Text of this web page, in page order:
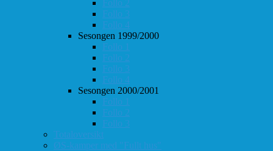
Follo 2
Follo 3
Follo 4
Sesongen 1999/2000
Follo 1
Follo 2
Follo 3
Follo 4
Sesongen 2000/2001
Follo 1
Follo 2
Follo 3
Totaloversikt
ØS-kamper med "Fullt hus"